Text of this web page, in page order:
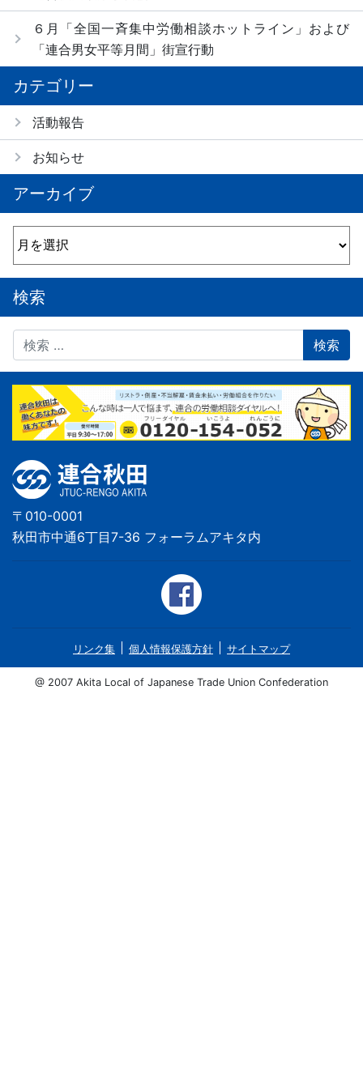
６月「全国一斉集中労働相談ホットライン」および
「連合男女平等月間」街宣行動
カテゴリー
活動報告
お知らせ
アーカイブ
アーカイブ
検索
検索
〒010-0001
秋田市中通6丁目7-36 フォーラムアキタ内
リンク集 個人情報保護方針 サイトマップ
@ 2007 Akita Local of Japanese Trade Union Confederation